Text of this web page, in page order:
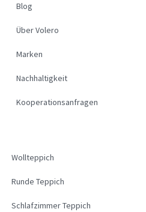
Blog
Über Volero
Marken
Nachhaltigkeit
Kooperationsanfragen
Wollteppich
Runde Teppich
Schlafzimmer Teppich